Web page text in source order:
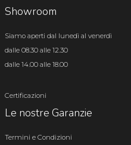
Showroom
Siamo aperti dal lunedì al venerdì
dalle 08.30 alle 12.30
dalle 14.00 alle 18.00
Certificazioni
Le nostre Garanzie
Termini e Condizioni